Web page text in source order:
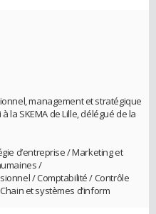
management et stratégique
à la SKEMA de Lille, délégué de la
d’entreprise / Marketing et
/
/ Comptabilité / Contrôle
et systèmes d’inform